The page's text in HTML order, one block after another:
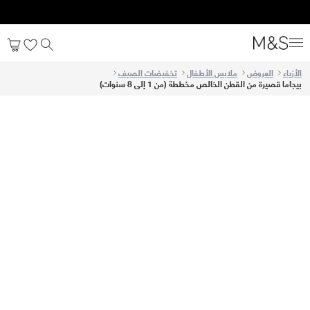
الأزياء العروض ملابس الأطفال تخفيضات الصيف
بيجاما قصيرة من القطن الخالص مخططة (من 1 إلى 8 سنوات)